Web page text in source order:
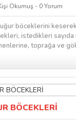
Okumuş - 0 Yorum
böceklerini
istedikleri sayıda
toprağa ve
BÖCEKLERİ